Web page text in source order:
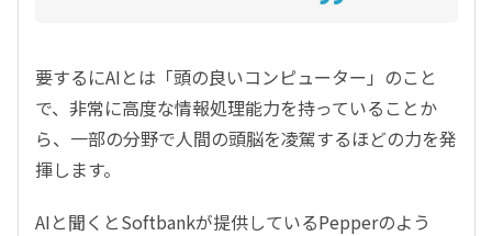
要するにAIとは「頭の良いコンピューター」のこと
で、非常に高度な情報処理能力を持っていることか
ら、一部の分野で人間の頭脳を凌駕するほどの力を発
揮します。
AIと聞くとSoftbankが提供しているPepperのよう